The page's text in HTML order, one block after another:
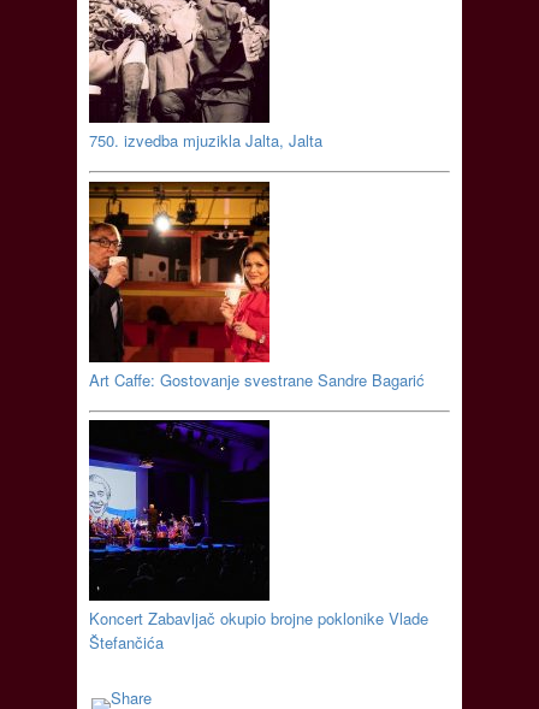
750. izvedba mjuzikla Jalta, Jalta
Art Caffe: Gostovanje svestrane Sandre Bagarić
Koncert Zabavljač okupio brojne poklonike Vlade
Štefančića